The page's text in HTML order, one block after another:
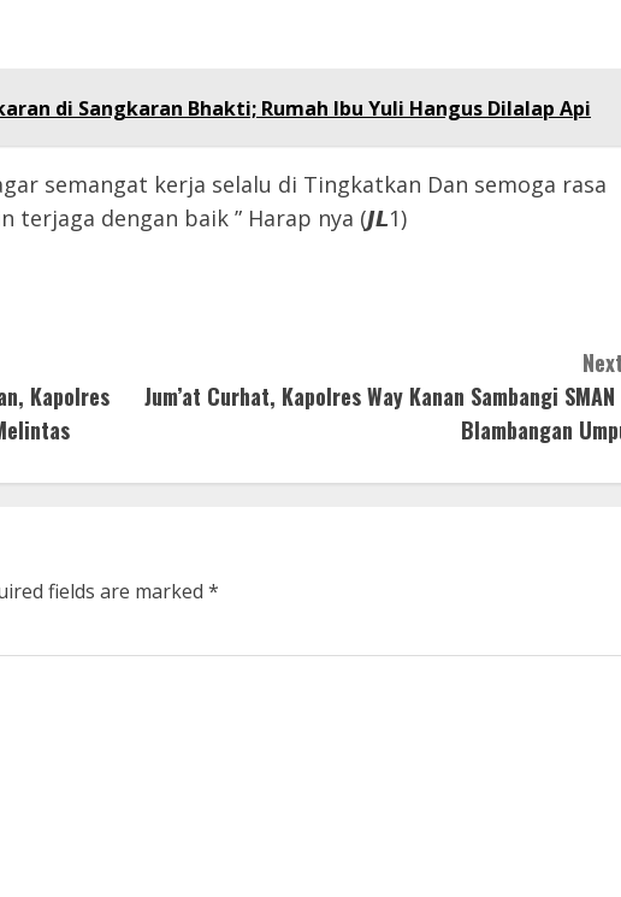
di Sangkaran Bhakti; Rumah Ibu Yuli Hangus Dilalap Api
semangat kerja selalu di Tingkatkan Dan semoga rasa
terjaga dengan baik ” Harap nya (𝙅𝙇1)
Kapolres
Jum’at Curhat, Kapolres Way Kanan Sambangi SMAN
Blambangan
fields are marked *